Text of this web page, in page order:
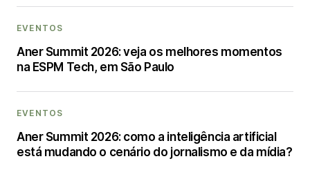
EVENTOS
Aner Summit 2026: veja os melhores momentos
na ESPM Tech, em São Paulo
EVENTOS
Aner Summit 2026: como a inteligência artificial
está mudando o cenário do jornalismo e da mídia?